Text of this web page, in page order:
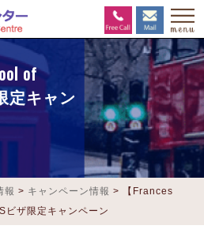
of
定キャン
報 > キャンペーン情報 >
【Frances
ザ限定キャンペーン